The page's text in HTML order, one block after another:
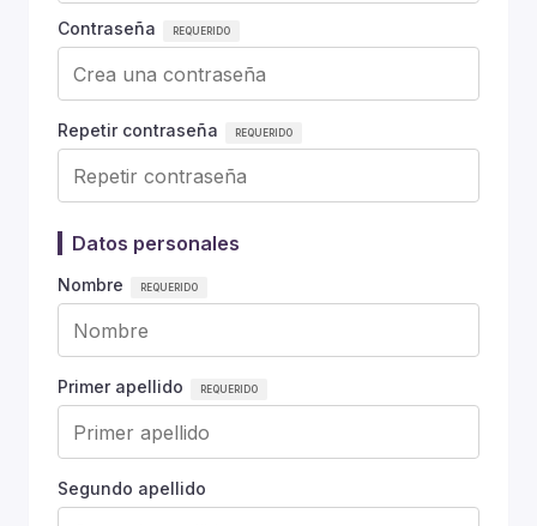
Contraseña
Repetir contraseña
Datos personales
Nombre
Primer apellido
Segundo apellido